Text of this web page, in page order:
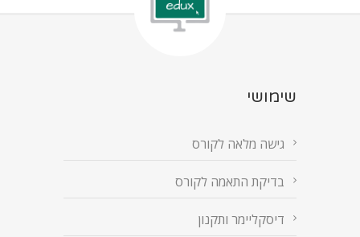
שימושי
גישה מלאה לקורס
בדיקת התאמה לקורס
דיסקליימר ותקנון